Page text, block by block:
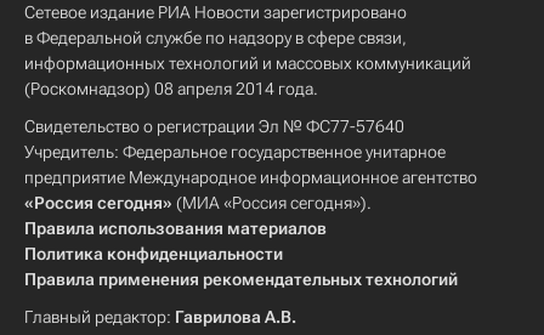
Сетевое издание РИА Новости зарегистрировано
в Федеральной службе по надзору в сфере связи,
информационных технологий и массовых коммуникаций
(Роскомнадзор) 08 апреля 2014 года.
Свидетельство о регистрации Эл № ФС77-57640
Учредитель: Федеральное государственное унитарное
предприятие Международное информационное агентство
«Россия сегодня» (МИА «Россия сегодня»).
Правила использования материалов
Политика конфиденциальности
Правила применения рекомендательных технологий
Главный редактор: Гаврилова А.В.